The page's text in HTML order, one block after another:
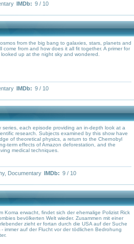
IMDb: 9 / 10
from the big bang to galaxies, stars, planets and
come from and how does it all fit together. A primer for
up at the night sky and wondered.
IMDb: 9 / 10
series, each episode providing an in-depth look at a
research. Subjects examined by this show have
of theoretical physics, a return to the Chernobyl
term effects of Amazon deforestation, and the
medical techniques.
, Documentary IMDb: 9 / 10
Koma erwacht, findet sich der ehemalige Polizist Rick
bevölkerten Welt wieder. Zusammen mit einer
zieht er fortan durch die USA auf der Suche
immer auf der Flucht vor der tödlichen Bedrohung